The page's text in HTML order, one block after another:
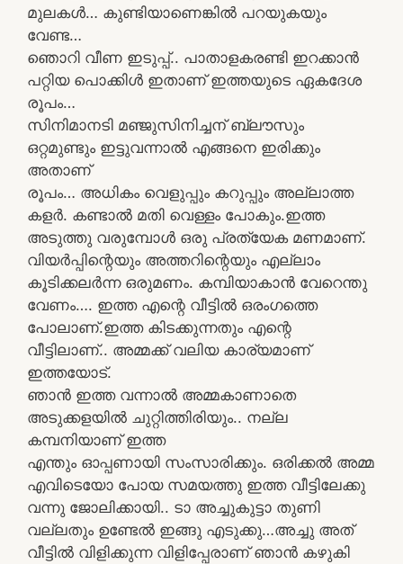
മുലകൾ… കുണ്ടിയാണെങ്കിൽ പറയുകയും
വേണ്ട…
ഞൊറി വീണ ഇടുപ്പ്.. പാതാളകരണ്ടി ഇറക്കാൻ
പറ്റിയ പൊക്കിൾ ഇതാണ് ഇത്തയുടെ ഏകദേശ
രൂപം…
സിനിമാനടി മഞ്ജുസിനിച്ചന് ബ്ലൗസും
ഒറ്റമുണ്ടും ഇട്ടുവന്നാൽ എങ്ങനെ ഇരിക്കും
അതാണ്
രൂപം… അധികം വെളുപ്പും കറുപ്പും അല്ലാത്ത
കളർ. കണ്ടാൽ മതി വെള്ളം പോകും.ഇത്ത
അടുത്തു വരുമ്പോൾ ഒരു പ്രത്യേക മണമാണ്.
വിയർപ്പിന്റെയും അത്തറിന്റെയും എല്ലാം
കൂടിക്കലർന്ന ഒരുമണം. കമ്പിയാകാൻ വേറെന്തു
വേണം…. ഇത്ത എന്റെ വീട്ടിൽ ഒരംഗത്തെ
പോലാണ്.ഇത്ത കിടക്കുന്നതും എന്റെ
വീട്ടിലാണ്.. അമ്മക്ക് വലിയ കാര്യമാണ്
ഇത്തയോട്.
ഞാൻ ഇത്ത വന്നാൽ അമ്മകാണാതെ
അടുക്കളയിൽ ചുറ്റിത്തിരിയും.. നല്ല
കമ്പനിയാണ് ഇത്ത
എന്തും ഓപ്പണായി സംസാരിക്കും. ഒരിക്കൽ അമ്മ
എവിടെയോ പോയ സമയത്തു ഇത്ത വീട്ടിലേക്കു
വന്നു ജോലിക്കായി.. ടാ അച്ചുകുട്ടാ തുണി
വല്ലതും ഉണ്ടേൽ ഇങ്ങു എടുക്കു…അച്ചു അത്
വീട്ടിൽ വിളിക്കുന്ന വിളിപ്പേരാണ് ഞാൻ കഴുകി